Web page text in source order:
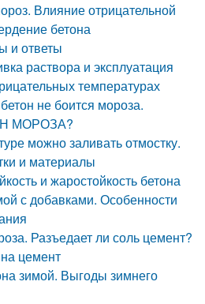
Влияние отрицательной
бетона
и ответы
раствора и эксплуатация
температурах
не боится мороза.
МОРОЗА?
можно заливать отмостку.
и материалы
и жаростойкость бетона
с добавками. Особенности
Разъедает ли соль цемент?
цемент
зимой. Выгоды зимнего